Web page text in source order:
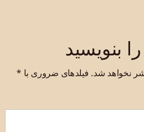
بنویسید
نخواهد شد. فیلدهای ضروری با *